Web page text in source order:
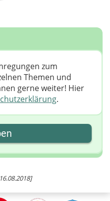
zum
Themen und
gerne weiter! ​Hier
.